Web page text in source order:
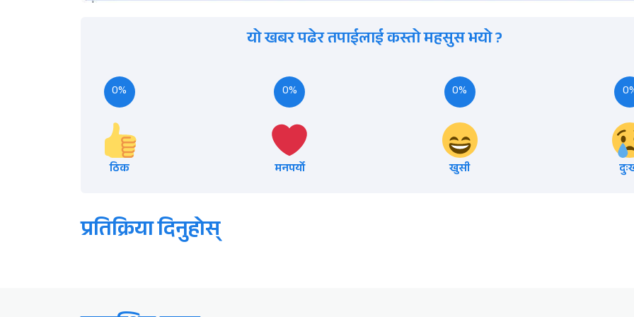
यो खबर पढेर तपाईलाई कस्तो महसुस भयो ?
0%
ठिक
0%
मनपर्यो
0%
खुसी
प्रतिक्रिया दिनुहोस्